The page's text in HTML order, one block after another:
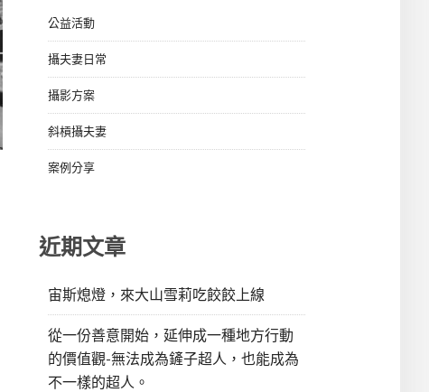
公益活動
攝夫妻日常
攝影方案
斜槓攝夫妻
案例分享
近期文章
宙斯熄燈，來大山雪莉吃餃餃上線
從一份善意開始，延伸成一種地方行動
的價值觀-無法成為鏟子超人，也能成為
不一樣的超人。